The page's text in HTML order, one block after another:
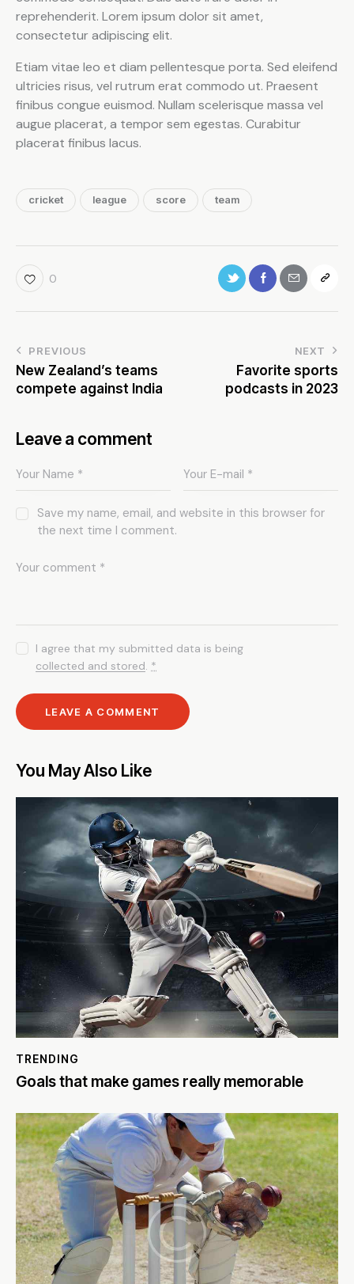
reprehenderit. Lorem ipsum dolor sit amet,
consectetur adipiscing elit.
Etiam vitae leo et diam pellentesque porta. Sed eleifend
ultricies risus, vel rutrum erat commodo ut. Praesent
finibus congue euismod. Nullam scelerisque massa vel
augue placerat, a tempor sem egestas. Curabitur
placerat finibus lacus.
cricket league score team
0
PREVIOUS
New Zealand’s teams
compete against India
NEXT
Favorite sports
podcasts in 2023
Leave a comment
Save my name, email, and website in this browser for
the next time I comment.
I agree that my submitted data is being
collected and stored. *
You May Also Like
TRENDING
Goals that make games really memorable